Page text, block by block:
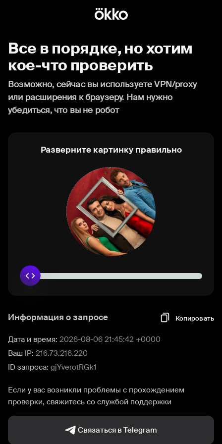
Все в порядке, но хотим
кое-что проверить
Возможно, сейчас вы используете VPN/proxy
или расширения к браузеру. Нам нужно
убедиться, что вы не робот
Разверните картинку правильно
Информация о запросе Копировать
Дата и время: 2026-08-06 21:45:42 +0000
Ваш IP: 216.73.216.220
ID запроса: gjYverotRGk1
Если у вас возникли проблемы с прохождением
проверки, свяжитесь со службой поддержки
Связаться в Telegram